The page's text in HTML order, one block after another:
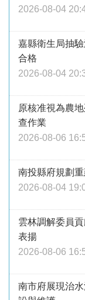
2026-08-04
嘉縣衛生局抽
合格
2026-08-04
原核准視為農
查作業
2026-08-06
南投縣府規劃
2026-08-04
雲林調解委員
表揚
2026-08-06
南市府展現治